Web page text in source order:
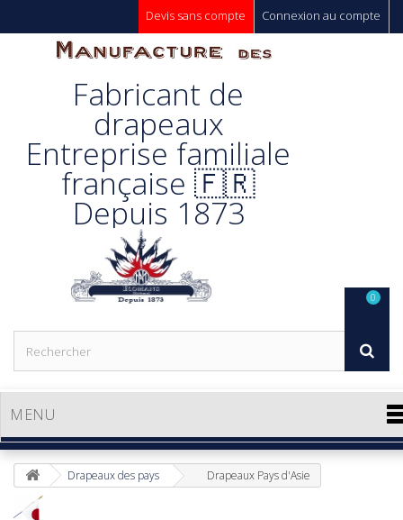
Connexion au compte
Devis sans compte
Manufacture
Des
Drapeaux
Unic s.a.
Fabricant de
drapeaux
Entreprise familiale
française 🇫🇷
Depuis 1873
MENU
0
Drapeaux des pays Drapeaux Pays d'Asie